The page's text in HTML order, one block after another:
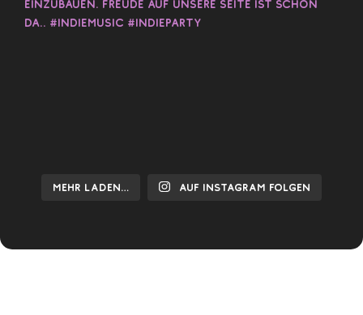
Mehr laden… Auf Instagram folgen